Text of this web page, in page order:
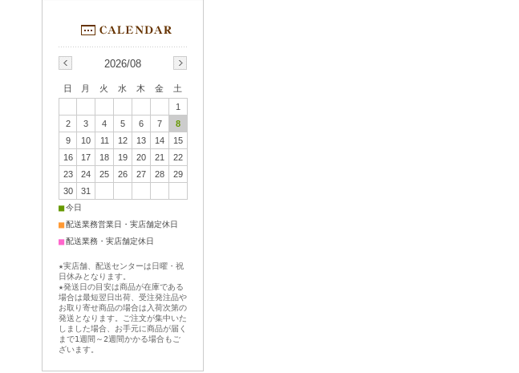
2026/08
日 月 火 水 木 金
土
1
2
3 4 5 6 7
8
9
10 11 12 13 14
15
16
17 18 19 20 21
22
23
24 25 26 27 28
29
30
31
■今日
■配送業務営業日・実店舗定休日
■配送業務・実店舗定休日
★実店舗、配送センターは日曜・祝
日休みとなります。
★発送日の目安は商品が在庫である
場合は最短翌日出荷、受注発注品や
お取り寄せ商品の場合は入荷次第の
発送となります。ご注文が集中いた
しました場合、お手元に商品が届く
まで1週間～2週間かかる場合もご
ざいます。